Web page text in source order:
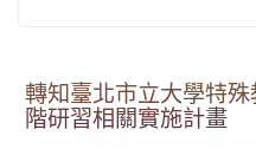
轉知臺北市立大學特
階研習相關實施計畫